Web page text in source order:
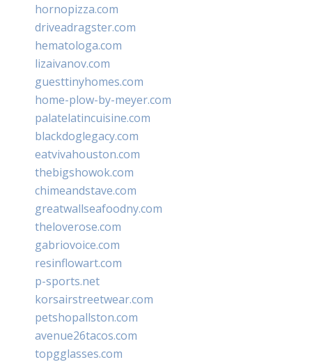
hornopizza.com
driveadragster.com
hematologa.com
lizaivanov.com
guesttinyhomes.com
home-plow-by-meyer.com
palatelatincuisine.com
blackdoglegacy.com
eatvivahouston.com
thebigshowok.com
chimeandstave.com
greatwallseafoodny.com
theloverose.com
gabriovoice.com
resinflowart.com
p-sports.net
korsairstreetwear.com
petshopallston.com
avenue26tacos.com
topgglasses.com